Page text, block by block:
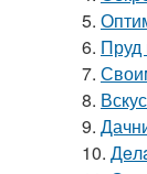
5.
6. Пруд
7.
8.
9.
10.